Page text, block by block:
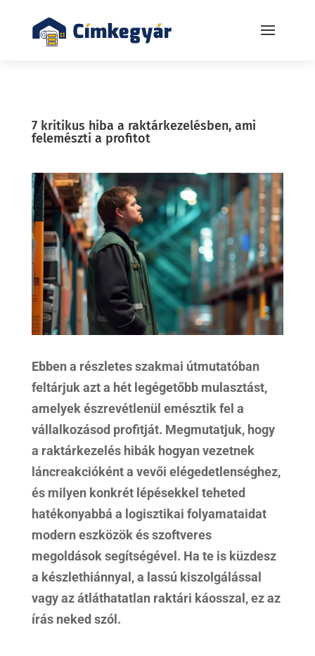
7 kritikus hiba a raktárkezelésben, ami
felemészti a profitot
Ebben a részletes szakmai útmutatóban
feltárjuk azt a hét legégetőbb mulasztást,
amelyek észrevétlenül emésztik fel a
vállalkozásod profitját. Megmutatjuk, hogy
a raktárkezelés hibák hogyan vezetnek
láncreakcióként a vevői elégedetlenséghez,
és milyen konkrét lépésekkel teheted
hatékonyabbá a logisztikai folyamataidat
modern eszközök és szoftveres
megoldások segítségével. Ha te is küzdesz
a készlethiánnyal, a lassú kiszolgálással
vagy az átláthatatlan raktári káosszal, ez az
írás neked szól.